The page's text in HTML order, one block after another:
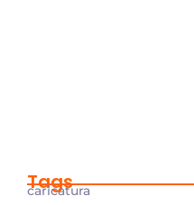
Tags
caricatura